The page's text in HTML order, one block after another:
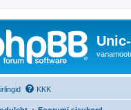
KKK